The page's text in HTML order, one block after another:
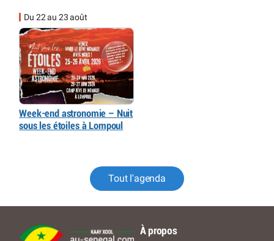
Du 22 au 23 août
Week-end astronomie – Nuit
sous les étoiles à Lompoul
Tout l'agenda
À propos